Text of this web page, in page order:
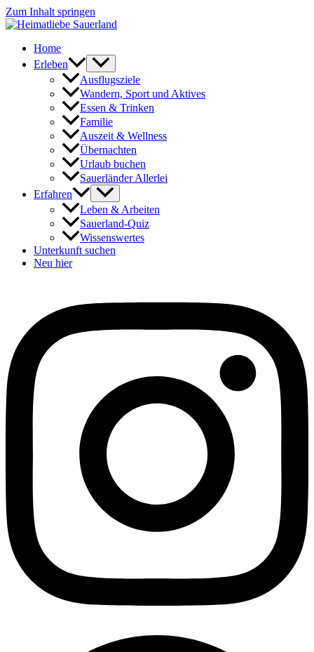
Zum Inhalt springen
Home
Erleben
Ausflugsziele
Wandern, Sport und Aktives
Essen & Trinken
Familie
Auszeit & Wellness
Übernachten
Urlaub buchen
Sauerländer Allerlei
Erfahren
Leben & Arbeiten
Sauerland-Quiz
Wissenswertes
Unterkunft suchen
Neu hier